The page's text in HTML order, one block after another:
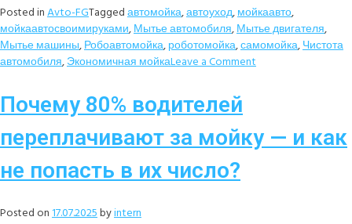
Posted inAvto-FGTaggedавтомойка,автоуход,мойкаавто,
мойкаавтосвоимируками,Мытье автомобиля,Мытье двигателя,
Мытье машины,Робоавтомойка,роботомойка,самомойка,Чистота
автомобиля,Экономичная мойкаLeave a Comment
Почему 80% водителей
переплачивают за мойку — и как
не попасть в их число?
Posted on17.07.2025byintern